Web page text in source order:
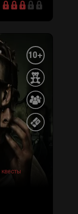
10+
квесты